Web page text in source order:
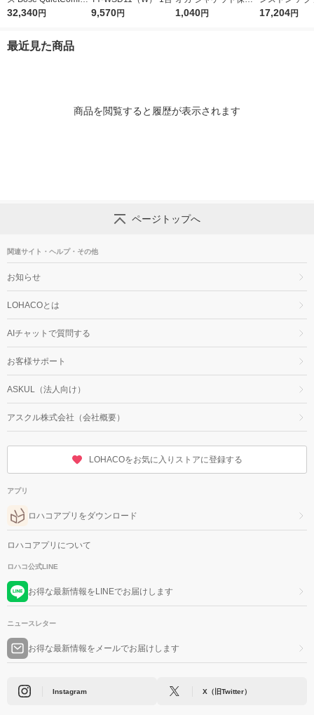
Headphones ブラッ
32,340円 9,570円
カバー 30枚入り JC3
1,040円
スピーカー
17,204円
最近見た商品
商品を閲覧すると履歴が表示されます
ページトップへ
関連サイト・ヘルプ・その他
お知らせ
LOHACOとは
AIチャットで質問する
お客様サポート
ASKUL（法人向け）
アスクル株式会社（会社概要）
LOHACOをお気に入りストアに登録する
アプリ
ロハコアプリをダウンロード
ロハコアプリについて
ロハコ公式LINE
お得な最新情報をLINEでお届けします
ニュースレター
お得な最新情報をメールでお届けします
Instagram X（旧Twitter）